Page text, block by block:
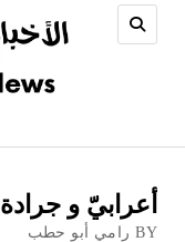
أعرابيّ و جرادة
BY رامي أبو حطب